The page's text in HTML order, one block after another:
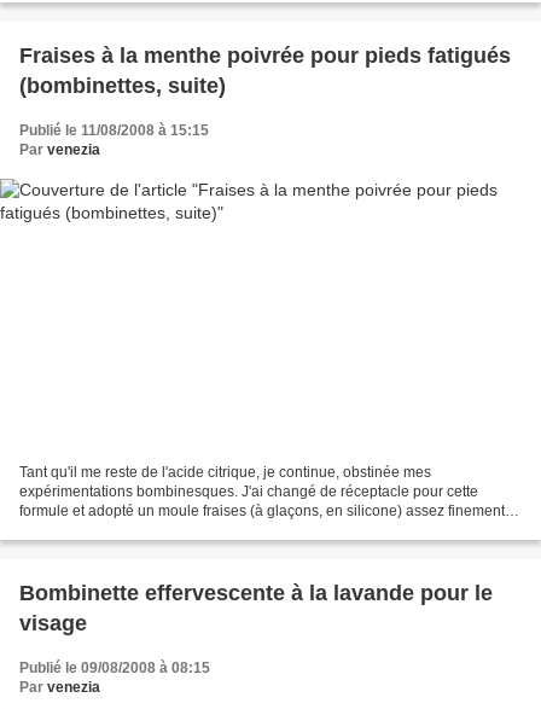
Fraises à la menthe poivrée pour pieds fatigués
(bombinettes, suite)
Publié le 11/08/2008 à 15:15
Par venezia
Tant qu'il me reste de l'acide citrique, je continue, obstinée mes
expérimentations bombinesques. J'ai changé de réceptacle pour cette
formule et adopté un moule fraises (à glaçons, en silicone) assez finement
Bombinette effervescente à la lavande pour le
visage
Publié le 09/08/2008 à 08:15
Par venezia